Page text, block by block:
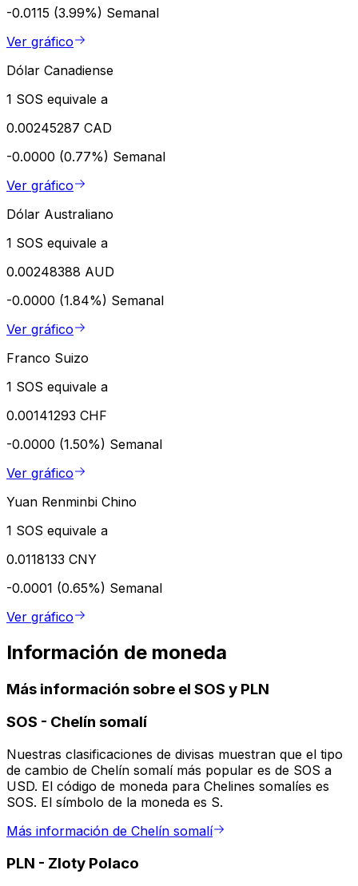
-0.0115 (3.99%) Semanal
Ver gráfico
Dólar Canadiense
1 SOS equivale a
0.00245287 CAD
-0.0000 (0.77%) Semanal
Ver gráfico
Dólar Australiano
1 SOS equivale a
0.00248388 AUD
-0.0000 (1.84%) Semanal
Ver gráfico
Franco Suizo
1 SOS equivale a
0.00141293 CHF
-0.0000 (1.50%) Semanal
Ver gráfico
Yuan Renminbi Chino
1 SOS equivale a
0.0118133 CNY
-0.0001 (0.65%) Semanal
Ver gráfico
Información de moneda
Más información sobre el SOS y PLN
SOS - Chelín somalí
Nuestras clasificaciones de divisas muestran que el tipo
de cambio de Chelín somalí más popular es de SOS a
USD. El código de moneda para Chelines somalíes es
SOS. El símbolo de la moneda es S.
Más información de Chelín somalí
PLN - Zloty Polaco